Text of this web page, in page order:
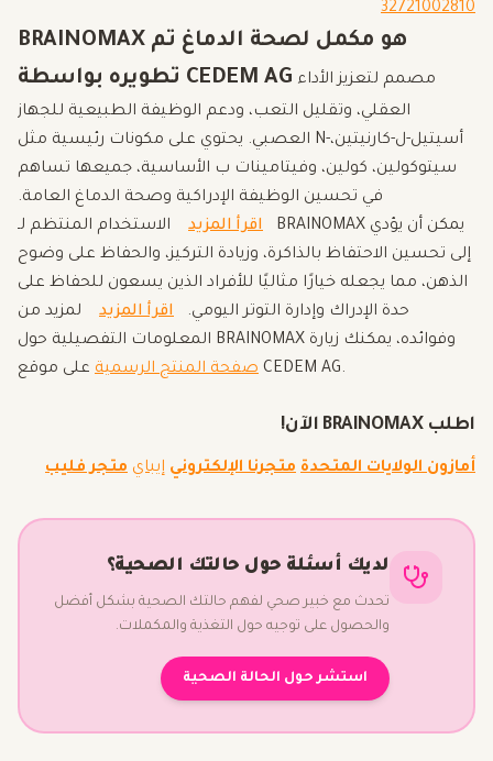
32721002810
BRAINOMAX هو مكمل لصحة الدماغ تم
تطويره بواسطة CEDEM AG
العقلي، وتقليل التعب، ودعم الوظيفة الطبيعية للجهاز
العصبي. يحتوي على مكونات رئيسية مثل N-أسيتيل-ل-كارنيتين،
سيتوكولين، كولين، وفيتامينات ب الأساسية، جميعها تساهم
في تحسين الوظيفة الإدراكية وصحة الدماغ العامة.
اقرأ المزيد
الاستخدام المنتظم لـ BRAINOMAX يمكن أن يؤدي
إلى تحسين الاحتفاظ بالذاكرة، وزيادة التركيز، والحفاظ على وضوح
الذهن، مما يجعله خيارًا مثاليًا للأفراد الذين يسعون للحفاظ على
حدة الإدراك وإدارة التوتر اليومي.
اقرأ المزيد
لمزيد من
المعلومات التفصيلية حول BRAINOMAX وفوائده، يمكنك زيارة
صفحة المنتج الرسمية على موقع CEDEM AG.
اطلب BRAINOMAX الآن!
أمازون الولايات المتحدة متجرنا الإلكتروني إيباي متجر فليب
لديك أسئلة حول حالتك الصحية؟
تحدث مع خبير صحي لفهم حالتك الصحية بشكل أفضل
والحصول على توجيه حول التغذية والمكملات.
استشر حول الحالة الصحية